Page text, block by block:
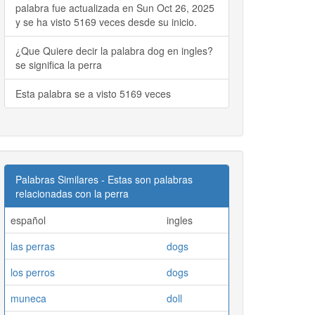
palabra fue actualizada en Sun Oct 26, 2025
y se ha visto 5169 veces desde su inicio.
¿Que Quiere decir la palabra dog en ingles?
se significa la perra
Esta palabra se a visto 5169 veces
Palabras Similares - Estas son palabras
relacionadas con la perra
español
ingles
las perras
dogs
los perros
dogs
muneca
doll